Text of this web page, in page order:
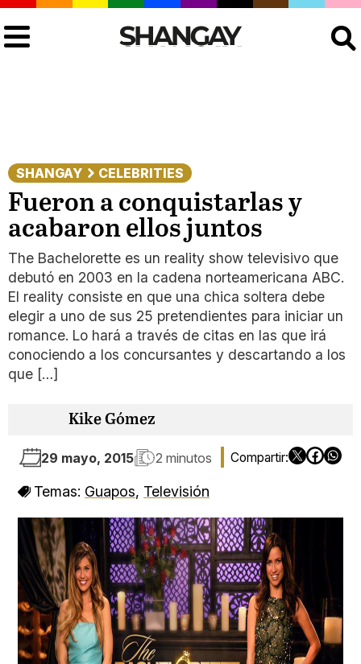
SHANGAY CELEBRITIES
Fueron a conquistarlas y
acabaron ellos juntos
The Bachelorette es un reality show televisivo que
debutó en 2003 en la cadena norteamericana ABC.
El reality consiste en que una chica soltera debe
elegir a uno de sus 25 pretendientes para iniciar un
romance. Lo hará a través de citas en las que irá
conociendo a los concursantes y descartando a los
que […]
Kike Gómez
29 mayo, 2015 2 minutos
Temas: Guapos, Televisión